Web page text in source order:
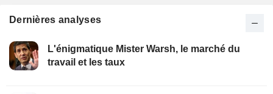
Dernières analyses
L'énigmatique Mister Warsh, le marché du
travail et les taux